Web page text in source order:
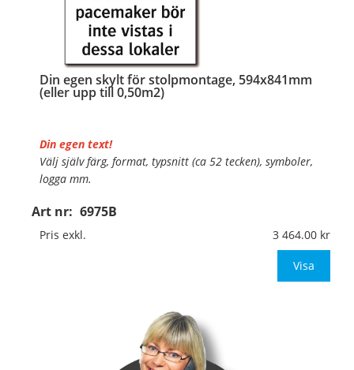
Din egen skylt för stolpmontage, 594x841mm
(eller upp till 0,50m2)
Art nr: 6975B
Din egen text!
Välj själv färg, format, typsnitt (ca 52 tecken), symboler,
logga mm.
Material:Kantvikt aluminium, 2mm (stolpmontage)
Mått:594x841mm (eller annat mått upp till 0,50m²)
Pris exkl. 3 464.00
Visa